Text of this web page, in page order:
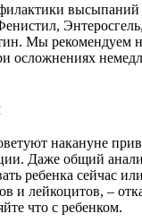
высыпаний
Мы рекомендуем
осложнениях
накануне
Даже общий
ребенка сейчас
и лейкоцитов, –
что с ребенком.